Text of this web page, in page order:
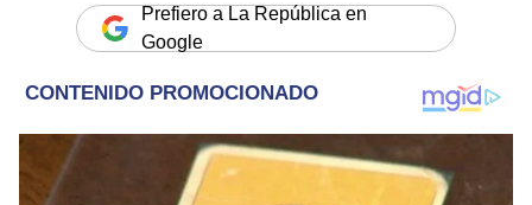
Prefiero a La República en
Google